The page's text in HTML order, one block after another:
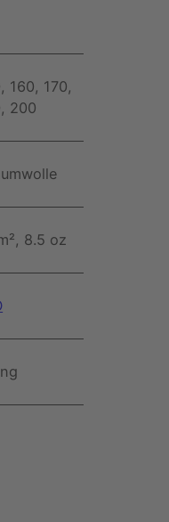
160, 170,
200
8.5 oz